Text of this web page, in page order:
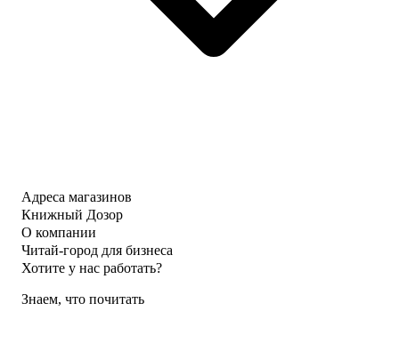
Адреса магазинов
Книжный Дозор
О компании
Читай-город для бизнеса
Хотите у нас работать?
Знаем, что почитать